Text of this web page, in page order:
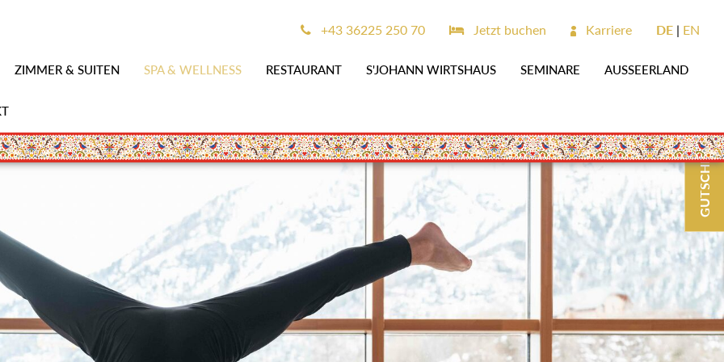
ZIMMER & SUITEN SPA & WELLNESS RESTAURANT S'JOHANN WIRTSHAUS SEMINARE AUSSEERLAND
+43 36225 250 70 Jetzt buchen Karriere DE EN
GUTSCHEINE